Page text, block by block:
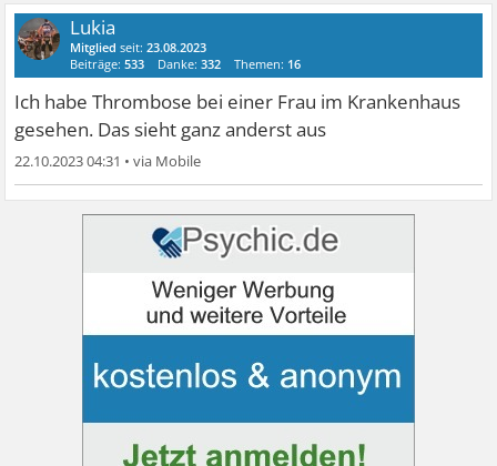
Lukia
Mitglied seit:23.08.2023
Beiträge:533 Danke:332 Themen: 16
Ich habe Thrombose bei einer Frau im Krankenhaus
gesehen. Das sieht ganz anderst aus
22.10.2023 04:31 •